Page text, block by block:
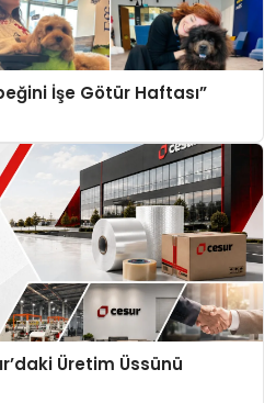
İşe Götür Haftası”
Üretim Üssünü